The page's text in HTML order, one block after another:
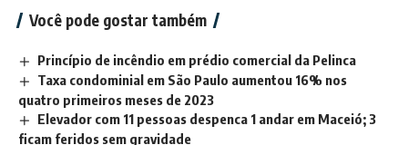
Você pode gostar também
Princípio de incêndio em prédio comercial da Pelinca
Taxa condominial em São Paulo aumentou 16% nos
quatro primeiros meses de 2023
Elevador com 11 pessoas despenca 1 andar em Maceió; 3
ficam feridos sem gravidade